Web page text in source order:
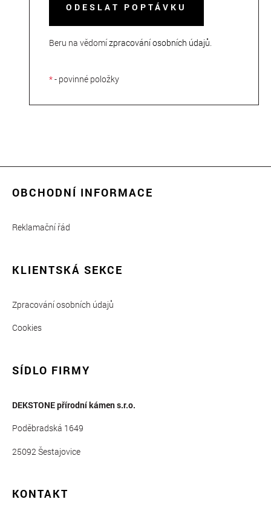
ODESLAT POPTÁVKU
Beru na vědomízpracování osobních údajů.
*- povinné položky
OBCHODNÍ INFORMACE
Reklamační řád
KLIENTSKÁ SEKCE
Zpracování osobních údajů
Cookies
SÍDLO FIRMY
DEKSTONE přírodní kámen s.r.o.
Poděbradská 1649
25092 Šestajovice
KONTAKT